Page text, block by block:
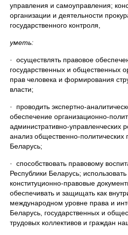
управления и самоуправления;
организации и деятельности
государственного контроля,
уметь:
· осуществлять правовое
государственных и общественных
прав человека и формирования
власти;
· проводить экспертно-
обеспечение организационно-
административно-управленческих
анализ общественно-политических
Беларусь;
· способствовать правовому
Республики Беларусь;
конституционно-правовые
обеспечивать и защищать как
международном уровне права и
Беларусь, государственных и
трудовых коллективов и граждан